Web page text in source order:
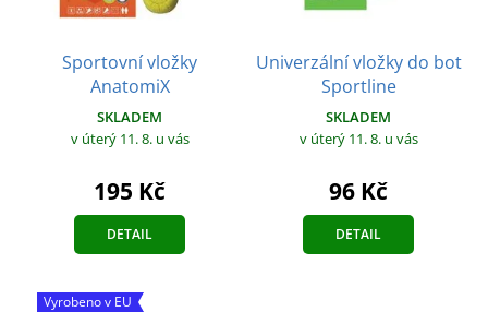
Sportovní vložky
AnatomiX
SKLADEM
v úterý 11. 8. u vás
195 Kč
DETAIL
Univerzální vložky do bot
Sportline
SKLADEM
v úterý 11. 8. u vás
96 Kč
DETAIL
Vyrobeno v EU